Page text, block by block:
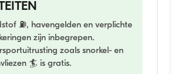
⛽, havengelden en verplichte
zijn inbegrepen.
zoals snorkel- en
🏄 is gratis.